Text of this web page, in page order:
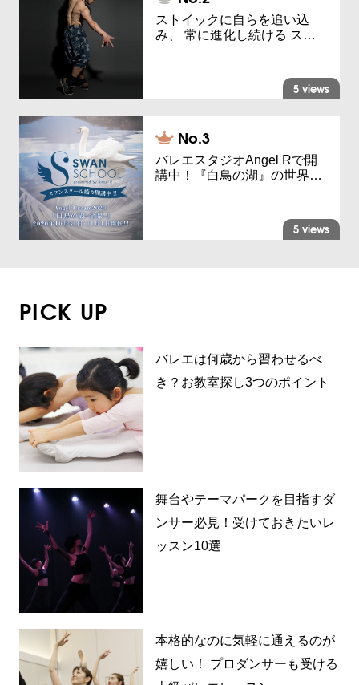
ストイックに自らを追い込
み、 常に進化し続ける ス…
5 views
バレエスタジオAngel Rで開
講中！『白鳥の湖』の世界…
5 views
PICK UP
バレエは何歳から習わせるべ
き？お教室探し3つのポイント
舞台やテーマパークを目指すダ
ンサー必見！受けておきたいレ
ッスン10選
本格的なのに気軽に通えるのが
嬉しい！ プロダンサーも受ける